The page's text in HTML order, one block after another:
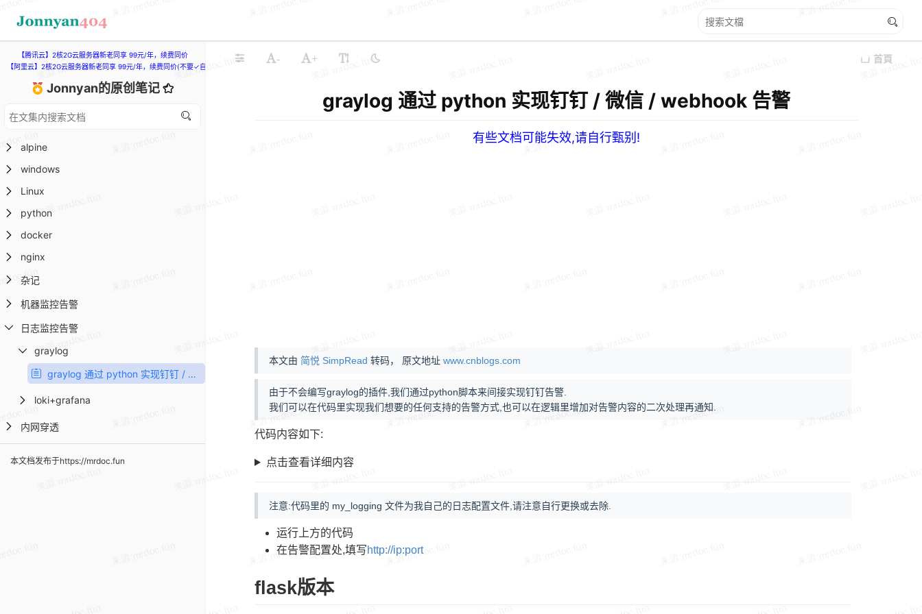
【腾讯云】2核2G云服务器新老同享 99元/年，续费同价
【阿里云】2核2G云服务器新老同享 99元/年，续费同价(不要✓自动续费)
Jonnyan的原创笔记
alpine
windows
Linux
python
docker
nginx
杂记
机器监控告警
日志监控告警
graylog
graylog 通过 python 实现钉钉 / 微信 / webhook 告警
loki+grafana
内网穿透
本文档发布于https://mrdoc.fun
- + 首頁
graylog 通过 python 实现钉钉 / 微信 / webhook 告警
有些文档可能失效,请自行甄别!
本文由 简悦 SimpRead 转码， 原文地址 www.cnblogs.com
由于不会编写graylog的插件,我们通过python脚本来间接实现钉钉告警.
我们可以在代码里实现我们想要的任何支持的告警方式,也可以在逻辑里增加对告警内容的二次处理再通知.
代码内容如下:
点击查看详细内容
注意:代码里的 my_logging 文件为我自己的日志配置文件,请注意自行更换或去除.
运行上方的代码
在告警配置处,填写http://ip:port
flask版本